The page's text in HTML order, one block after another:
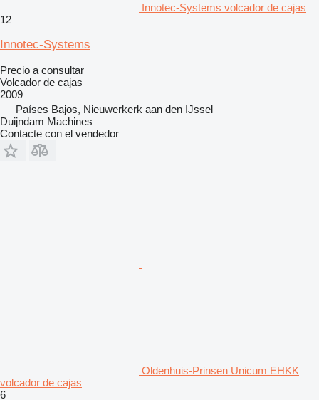
Innotec-Systems volcador de cajas
12
Innotec-Systems
Precio a consultar
Volcador de cajas
2009
Países Bajos, Nieuwerkerk aan den IJssel
Duijndam Machines
Contacte con el vendedor
Oldenhuis-Prinsen Unicum EHKK
volcador de cajas
6